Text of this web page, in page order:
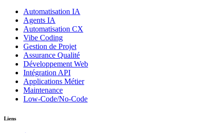
Automatisation IA
Agents IA
Automatisation CX
Vibe Coding
Gestion de Projet
Assurance Qualité
Développement Web
Intégration API
Applications Métier
Maintenance
Low-Code/No-Code
Liens